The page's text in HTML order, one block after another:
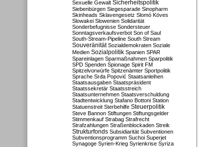
Sexuelle Gewalt Sicherheitspolitik
Siebenbürgen Siegesparade Sinopharm
Skinheads Sklavengesetz Slomó Köves
Slowakei Slowenien Solidarität
Sonderbefugnisse Sondersteuer
Sonntagsverkaufsverbot Son of Saul
South-Stream-Pipeline South Stream
Souveränität Sozialdemokraten Soziale
Medien Sozialpolitik Spanien SPAR
Spareinlagen Sparmaßnahmen Sparpolitik
SPD Spenden Spionage Spirit FM
Spitzelvorwürfe Spitzenämter Sportpolitik
Sprache Srđa Popović Staatsanleihen
Staatsausgaben Staatspräsident
Staatssekretär Staatsstreich
Staatsunternehmen Staatsverschuldung
Stadtentwicklung Stafano Bottoni Station
Statuenstreit Sterbehilfe Steuerpolitik
Steve Bannon Stiftungen Stiftungsgelder
Stimmenkauf Strabag Strafrecht
Strafzahlungen Straßenblockaden Streik
Strukturfonds Subsidiarität Subventionen
Subventionsprogramm Suchoi Superjet
Synagoge Syrien-Krieg Syrienkrise Syriza